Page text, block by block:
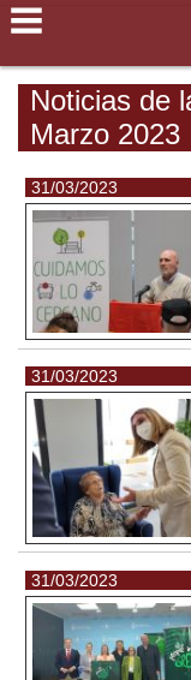
Noticias de
Marzo 2023
31/03/2023
31/03/2023
31/03/2023